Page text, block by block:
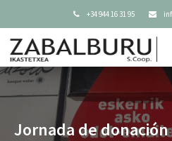
 +34 944 16 31 95 
Jornada de